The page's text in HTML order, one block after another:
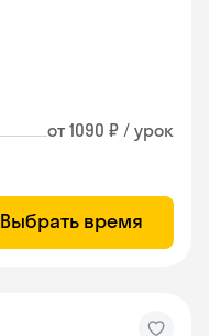
от 1090 ₽ / урок
Выбрать время